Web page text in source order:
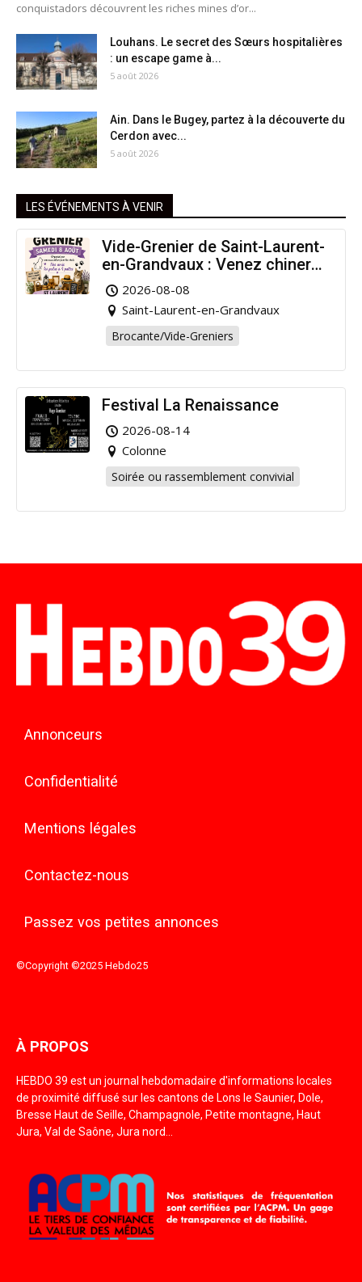
conquistadors découvrent les riches mines d’or...
Louhans. Le secret des Sœurs hospitalières
: un escape game à...
5 août 2026
Ain. Dans le Bugey, partez à la découverte du
Cerdon avec...
5 août 2026
LES ÉVÉNEMENTS À VENIR
Vide-Grenier de Saint-Laurent-
en-Grandvaux : Venez chiner
pour la bonne cause !
2026-08-08
Saint-Laurent-en-Grandvaux
Brocante/Vide-Greniers
Festival La Renaissance
2026-08-14
Colonne
Soirée ou rassemblement convivial